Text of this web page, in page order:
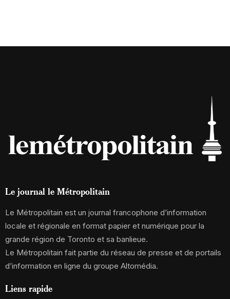
Le journal le Métropolitain
Le Métropolitain est un journal francophone d’information
locale et régionale en format papier et numérique pour la
grande région de Toronto et sa banlieue.
Le Métropolitain fait partie du réseau de presse et de portails
d’information en ligne du groupe Altomédia.
Liens rapide